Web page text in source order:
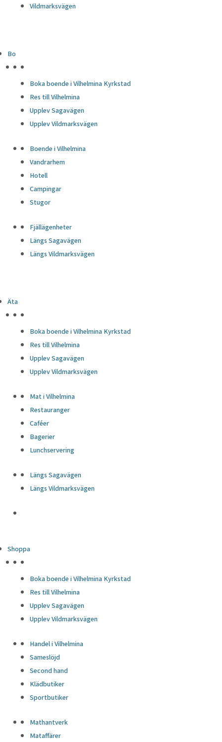
Vildmarksvägen
Bo
Boka boende i Vilhelmina Kyrkstad
Res till Vilhelmina
Upplev Sagavägen
Upplev Vildmarksvägen
Boende i Vilhelmina
Vandrarhem
Hotell
Campingar
Stugor
Fjällägenheter
Längs Sagavägen
Längs Vildmarksvägen
Äta
Boka boende i Vilhelmina Kyrkstad
Res till Vilhelmina
Upplev Sagavägen
Upplev Vildmarksvägen
Mat i Vilhelmina
Restauranger
Caféer
Bagerier
Lunchservering
Längs Sagavägen
Längs Vildmarksvägen
Shoppa
Boka boende i Vilhelmina Kyrkstad
Res till Vilhelmina
Upplev Sagavägen
Upplev Vildmarksvägen
Handel i Vilhelmina
Sameslöjd
Second hand
Klädbutiker
Sportbutiker
Mathantverk
Mataffärer